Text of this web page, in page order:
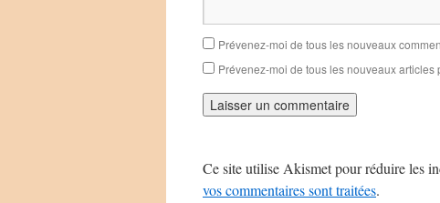
Prévenez-moi de tous les nouveaux
Prévenez-moi de tous les nouveaux articles
Ce site utilise Akismet pour réduire les
vos commentaires sont traitées.